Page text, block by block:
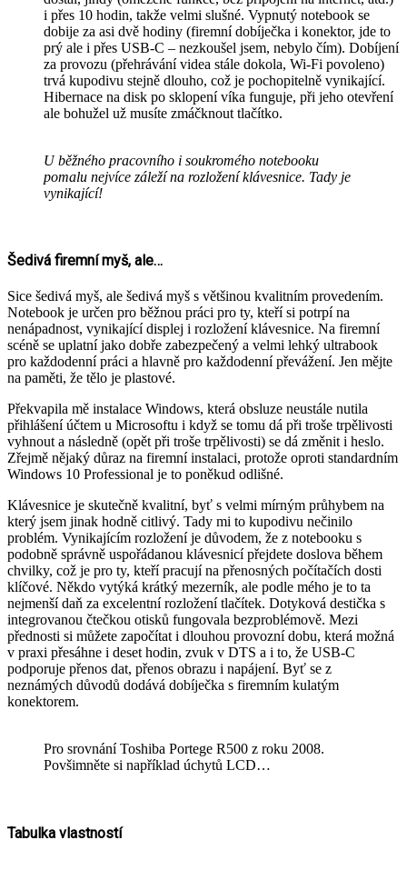
i přes 10 hodin, takže velmi slušné. Vypnutý notebook se
dobije za asi dvě hodiny (firemní dobíječka i konektor, jde to
prý ale i přes USB-C – nezkoušel jsem, nebylo čím). Dobíjení
za provozu (přehrávání videa stále dokola, Wi-Fi povoleno)
trvá kupodivu stejně dlouho, což je pochopitelně vynikající.
Hibernace na disk po sklopení víka funguje, při jeho otevření
ale bohužel už musíte zmáčknout tlačítko.
U běžného pracovního i soukromého notebooku
pomalu nejvíce záleží na rozložení klávesnice. Tady je
vynikající!
Šedivá firemní myš, ale…
Sice šedivá myš, ale šedivá myš s většinou kvalitním provedením.
Notebook je určen pro běžnou práci pro ty, kteří si potrpí na
nenápadnost, vynikající displej i rozložení klávesnice. Na firemní
scéně se uplatní jako dobře zabezpečený a velmi lehký ultrabook
pro každodenní práci a hlavně pro každodenní převážení. Jen mějte
na paměti, že tělo je plastové.
Překvapila mě instalace Windows, která obsluze neustále nutila
přihlášení účtem u Microsoftu i když se tomu dá při troše trpělivosti
vyhnout a následně (opět při troše trpělivosti) se dá změnit i heslo.
Zřejmě nějaký důraz na firemní instalaci, protože oproti standardním
Windows 10 Professional je to poněkud odlišné.
Klávesnice je skutečně kvalitní, byť s velmi mírným průhybem na
který jsem jinak hodně citlivý. Tady mi to kupodivu nečinilo
problém. Vynikajícím rozložení je důvodem, že z notebooku s
podobně správně uspořádanou klávesnicí přejdete doslova během
chvilky, což je pro ty, kteří pracují na přenosných počítačích dosti
klíčové. Někdo vytýká krátký mezerník, ale podle mého je to ta
nejmenší daň za excelentní rozložení tlačítek. Dotyková destička s
integrovanou čtečkou otisků fungovala bezproblémově. Mezi
přednosti si můžete započítat i dlouhou provozní dobu, která možná
v praxi přesáhne i deset hodin, zvuk v DTS a i to, že USB-C
podporuje přenos dat, přenos obrazu i napájení. Byť se z
neznámých důvodů dodává dobíječka s firemním kulatým
konektorem.
Pro srovnání Toshiba Portege R500 z roku 2008.
Povšimněte si například úchytů LCD…
Tabulka vlastností